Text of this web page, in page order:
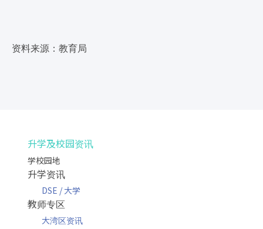
资料来源：教育局
升学及校园资讯
学校园地
升学资讯
DSE / 大学
教师专区
大湾区资讯